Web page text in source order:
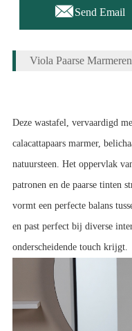
Send Email
Viola Paarse
Deze wastafel, vervaardigd
calacattapaars marmer,
natuursteen. Het oppervlak
patronen en de paarse tinten
vormt een perfecte balans
en past perfect bij diverse
onderscheidende touch krijgt.